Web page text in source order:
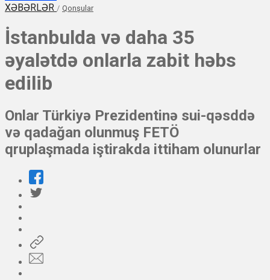
XƏBƏRLƏR / Qonşular
İstanbulda və daha 35
əyalətdə onlarla zabit həbs
edilib
Onlar Türkiyə Prezidentinə sui-qəsddə
və qadağan olunmuş FETÖ
qruplaşmada iştirakda ittiham olunurlar